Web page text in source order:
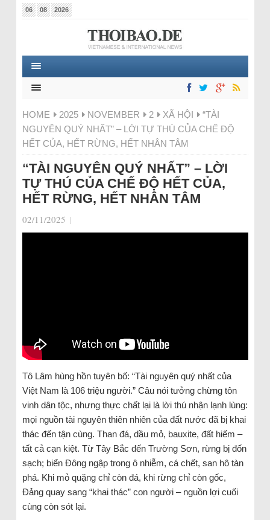
06 08 2026
HOME 2025 NOVEMBER 2 XÃ HỘI
“TÀI
NGUYÊN QUÝ NHẤT” – LỜI TỰ THÚ CỦA CHẾ ĐỘ
HẾT CỦA, HẾT RỪNG, HẾT NHÂN TÂM
“TÀI NGUYÊN QUÝ NHẤT” – LỜI
TỰ THÚ CỦA CHẾ ĐỘ HẾT CỦA,
HẾT RỪNG, HẾT NHÂN TÂM
02/11/2025 |
Tô Lâm hùng hồn tuyên bố: “Tài nguyên quý nhất của
Việt Nam là 106 triệu người.” Câu nói tưởng chừng tôn
vinh dân tộc, nhưng thực chất lại là lời thú nhận lạnh lùng:
mọi nguồn tài nguyên thiên nhiên của đất nước đã bị khai
thác đến tận cùng. Than đá, dầu mỏ, bauxite, đất hiếm –
tất cả cạn kiệt. Từ Tây Bắc đến Trường Sơn, rừng bị đốn
sạch; biển Đông ngập trong ô nhiễm, cá chết, san hô tàn
phá. Khi mỏ quặng chỉ còn đá, khi rừng chỉ còn gốc,
Đảng quay sang “khai thác” con người – nguồn lợi cuối
cùng còn sót lại.